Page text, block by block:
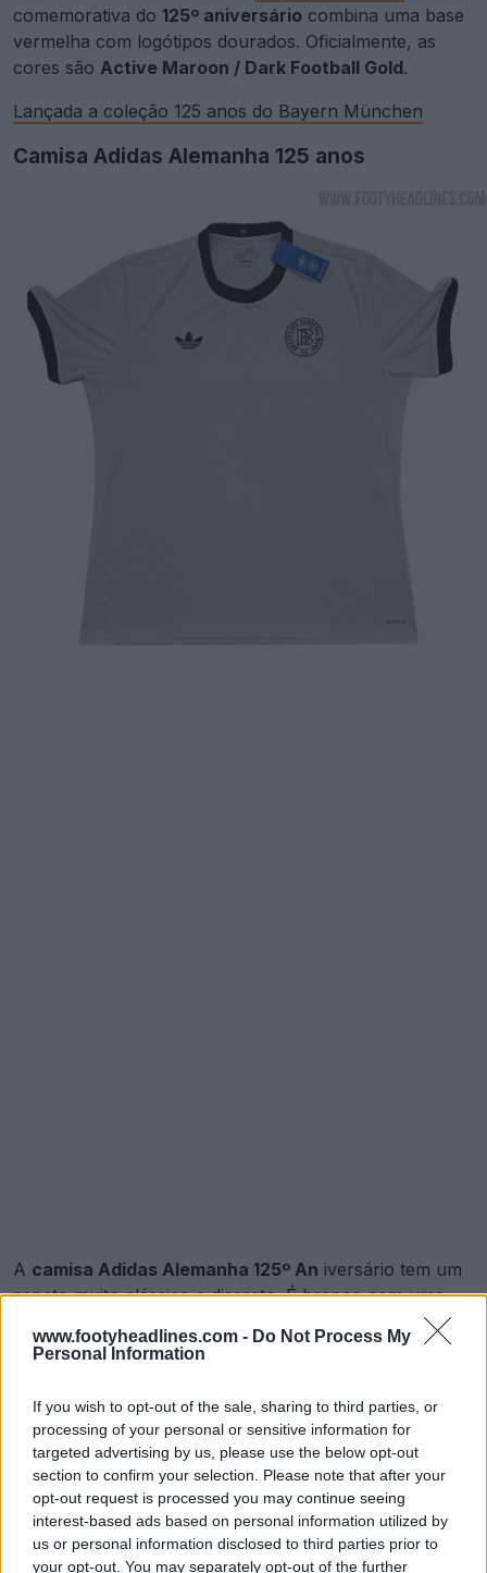
www.footyheadlines.com - Do Not Process My
Personal Information
If you wish to opt-out of the sale, sharing to third parties, or
processing of your personal or sensitive information for
targeted advertising by us, please use the below opt-out
section to confirm your selection. Please note that after your
opt-out request is processed you may continue seeing
interest-based ads based on personal information utilized by
us or personal information disclosed to third parties prior to
your opt-out. You may separately opt-out of the further
comemorativa do 125º aniversário combina uma base
vermelha com logótipos dourados. Oficialmente, as
cores são Active Maroon / Dark Football Gold.
Lançada a coleção 125 anos do Bayern München
Camisa Adidas Alemanha 125 anos
A camisa Adidas Alemanha 125º An iversário tem um
aspeto muito clássico e discreto. É branco com uma
Revela a camisa Adidas Alemanha 2025 125 anos
Camisa de 125 anos do Ajax 2025